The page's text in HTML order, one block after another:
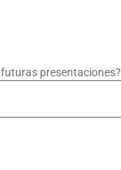
presentaciones?